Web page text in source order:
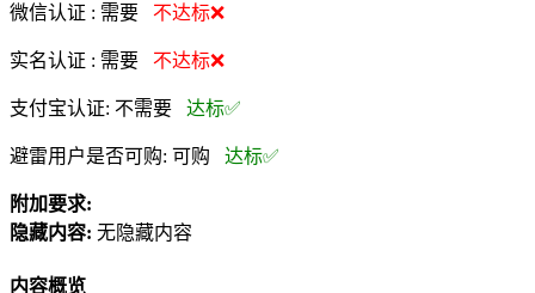
微信认证 : 需要 不达标❌
实名认证 : 需要 不达标❌
支付宝认证: 不需要 达标✅
避雷用户是否可购: 可购 达标✅
附加要求:
隐藏内容: 无隐藏内容
内容概览